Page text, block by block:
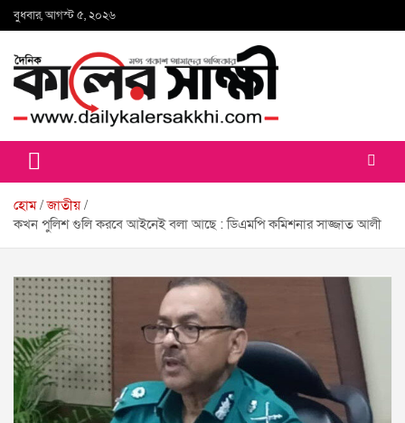
Skip
to
বুধবার, আগস্ট ৫, ২০২৬
কালের সাক্ষী
হোম জাতীয়
কখন পুলিশ গুলি করবে আইনেই বলা আছে : ডিএমপি কমিশনার সাজ্জাত আলী